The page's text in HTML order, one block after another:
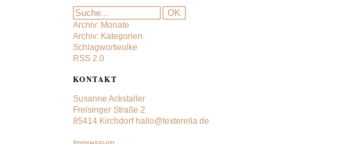
Archiv: Monate
Archiv: Kategorien
Schlagwortwolke
RSS 2.0
KONTAKT
Susanne Ackstaller
Freisinger Straße 2
85414 Kirchdorf hallo@texterella.de